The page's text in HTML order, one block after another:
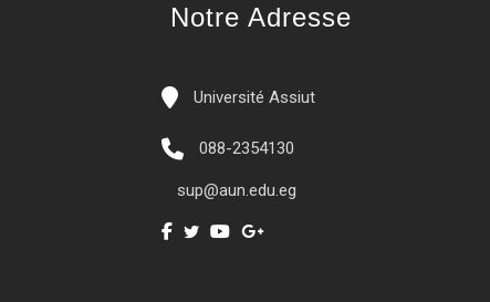
Notre Adresse
Université Assiut
088-2354130
sup@aun.edu.eg